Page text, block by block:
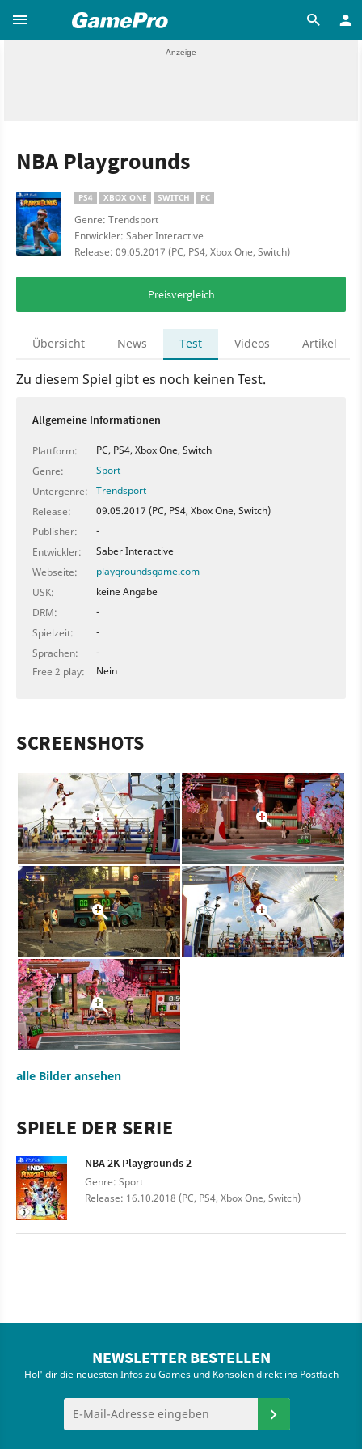
NBA Playgrounds
PS4 XBOX ONE SWITCH PC
Genre: Trendsport
Entwickler: Saber Interactive
Release: 09.05.2017 (PC, PS4, Xbox One, Switch)
Preisvergleich
Übersicht News Test Videos Artikel
Zu diesem Spiel gibt es noch keinen Test.
Allgemeine Informationen
Plattform:
PC, PS4, Xbox One, Switch
Genre:
Sport
Untergenre:
Trendsport
Release:
09.05.2017 (PC, PS4, Xbox One, Switch)
Publisher:
-
Entwickler:
Saber Interactive
Webseite:
playgroundsgame.com
USK:
keine Angabe
DRM:
-
Spielzeit:
-
Sprachen:
-
Free 2 play:
Nein
SCREENSHOTS
alle Bilder ansehen
SPIELE DER SERIE
NBA 2K Playgrounds 2
Genre: Sport
Release: 16.10.2018 (PC, PS4, Xbox One, Switch)
NEWSLETTER BESTELLEN
Hol' dir die neuesten Infos zu Games und Konsolen direkt ins Postfach